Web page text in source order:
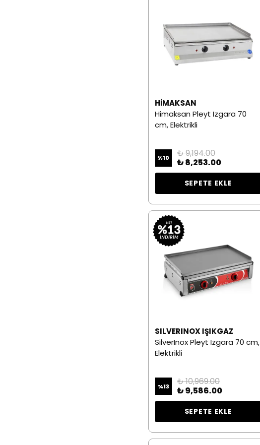
HIMAKSAN
Himaksan Pleyt Izgara 70
cm, Elektrikli
%10
₺ 9,194.00
₺ 8,253.00
SEPETE EKLE
SILVERINOX IŞIKGAZ
SilverInox Pleyt Izgara 70 cm,
Elektrikli
%13
₺ 10,969.00
₺ 9,586.00
SEPETE EKLE